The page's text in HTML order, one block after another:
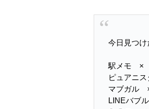
今日見つ
駅メモ ×
ピュアニ
マブガル
LINEバブ